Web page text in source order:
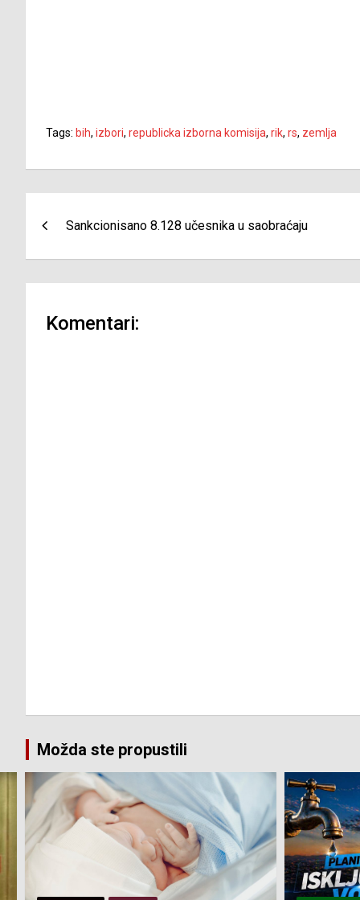
Tags: bih, izbori, republicka izborna komisija, rik, rs, zemlja
Sankcionisano 8.128 učesnika u saobraćaju
Komentari:
Možda ste propustili